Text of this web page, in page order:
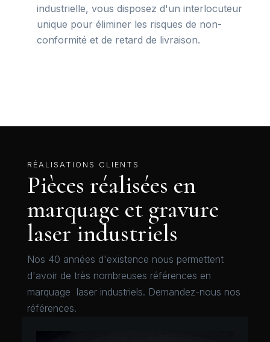
industrielle, vous disposez d'un interlocuteur
unique pour éliminer les risques de non-
conformité et de retard de livraison.
RÉALISATIONS CLIENTS
Pièces réalisées en
marquage et gravure
laser industriels
Nos 40 années d'existence nous permettent
d'avoir de très nombreuses références en
marquage laser industriels. Demandez-nous nos
références.